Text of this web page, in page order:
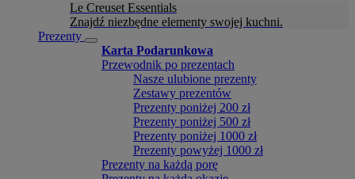
Le Creuset Essentials
Znajdź niezbędne elementy swojej kuchni.
Prezenty
Karta Podarunkowa
Przewodnik po prezentach
Nasze ulubione prezenty
Zestawy prezentów
Prezenty poniżej 200 zł
Prezenty poniżej 500 zł
Prezenty poniżej 1000 zł
Prezenty powyżej 1000 zł
Prezenty na każdą porę